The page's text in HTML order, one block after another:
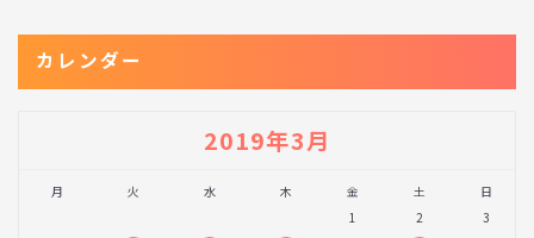
カレンダー
2019年3月
月 火 水 木 金 土
日
1
2
3